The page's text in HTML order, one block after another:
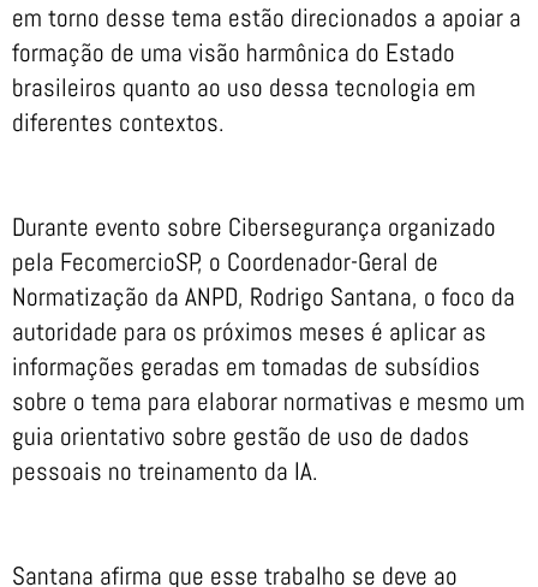
em torno desse tema estão direcionados a apoiar a
formação de uma visão harmônica do Estado
brasileiros quanto ao uso dessa tecnologia em
diferentes contextos.
Durante evento sobre Cibersegurança organizado
pela FecomercioSP, o Coordenador-Geral de
Normatização da ANPD, Rodrigo Santana, o foco da
autoridade para os próximos meses é aplicar as
informações geradas em tomadas de subsídios
sobre o tema para elaborar normativas e mesmo um
guia orientativo sobre gestão de uso de dados
pessoais no treinamento da IA.
Santana afirma que esse trabalho se deve ao